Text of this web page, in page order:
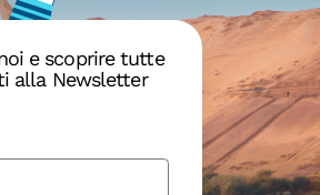
e scoprire tutte
alla Newsletter